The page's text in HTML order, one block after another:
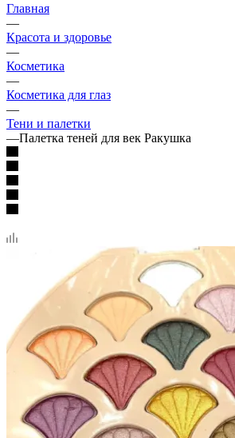
Главная
—
Красота и здоровье
—
Косметика
—
Косметика для глаз
—
Тени и палетки
—Палетка теней для век Ракушка